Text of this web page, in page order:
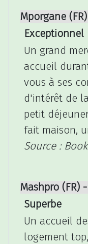
Mporgane
Exceptionnel
Un grand
accueil
vous à ses
d'intérêt de
petit
fait maison,
Source :
Mashpro (FR)
Superbe
Un accueil
logement